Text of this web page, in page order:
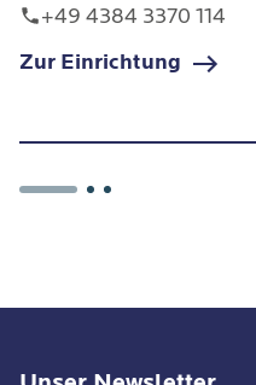
+49 4384 3370 114
Zur Einrichtung